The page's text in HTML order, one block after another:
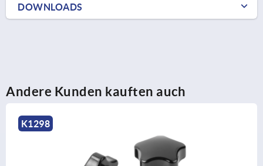
DOWNLOADS
Andere Kunden kauften auch
K1298